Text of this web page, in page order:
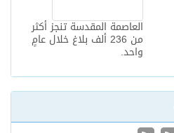
العاصمة المقدسة تنجز أكثر
من 236 ألف بلاغ خلال عامٍ
واحد.